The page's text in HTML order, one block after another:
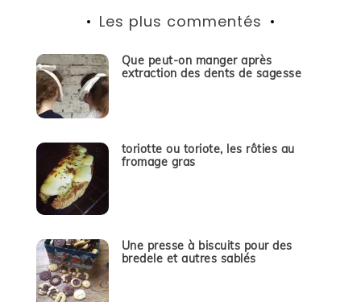
Les plus commentés
Que peut-on manger après
extraction des dents de sagesse
toriotte ou toriote, les rôties au
fromage gras
Une presse à biscuits pour des
bredele et autres sablés